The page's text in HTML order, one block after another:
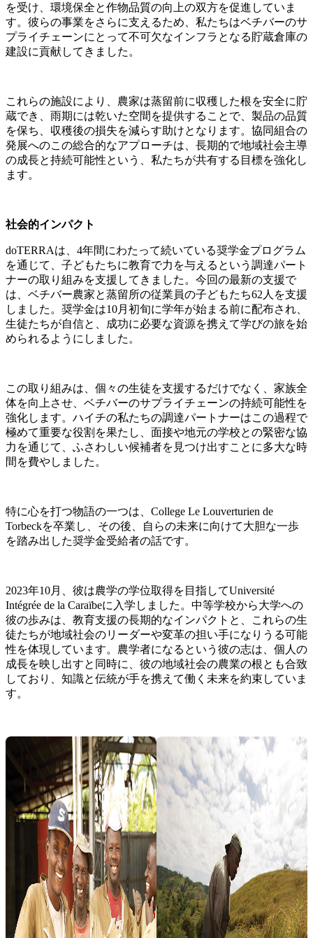
を受け、環境保全と作物品質の向上の双方を促進していま
す。彼らの事業をさらに支えるため、私たちはベチバーのサ
プライチェーンにとって不可欠なインフラとなる貯蔵倉庫の
建設に貢献してきました。
これらの施設により、農家は蒸留前に収穫した根を安全に貯
蔵でき、雨期には乾いた空間を提供することで、製品の品質
を保ち、収穫後の損失を減らす助けとなります。協同組合の
発展へのこの総合的なアプローチは、長期的で地域社会主導
の成長と持続可能性という、私たちが共有する目標を強化し
ます。
社会的インパクト
doTERRAは、4年間にわたって続いている奨学金プログラム
を通じて、子どもたちに教育で力を与えるという調達パート
ナーの取り組みを支援してきました。今回の最新の支援で
は、ベチバー農家と蒸留所の従業員の子どもたち62人を支援
しました。奨学金は10月初旬に学年が始まる前に配布され、
生徒たちが自信と、成功に必要な資源を携えて学びの旅を始
められるようにしました。
この取り組みは、個々の生徒を支援するだけでなく、家族全
体を向上させ、ベチバーのサプライチェーンの持続可能性を
強化します。ハイチの私たちの調達パートナーはこの過程で
極めて重要な役割を果たし、面接や地元の学校との緊密な協
力を通じて、ふさわしい候補者を見つけ出すことに多大な時
間を費やしました。
特に心を打つ物語の一つは、College Le Louverturien de
Torbeckを卒業し、その後、自らの未来に向けて大胆な一歩
を踏み出した奨学金受給者の話です。
2023年10月、彼は農学の学位取得を目指してUniversité
Intégrée de la Caraïbeに入学しました。中等学校から大学への
彼の歩みは、教育支援の長期的なインパクトと、これらの生
徒たちが地域社会のリーダーや変革の担い手になりうる可能
性を体現しています。農学者になるという彼の志は、個人の
成長を映し出すと同時に、彼の地域社会の農業の根とも合致
しており、知識と伝統が手を携えて働く未来を約束していま
す。